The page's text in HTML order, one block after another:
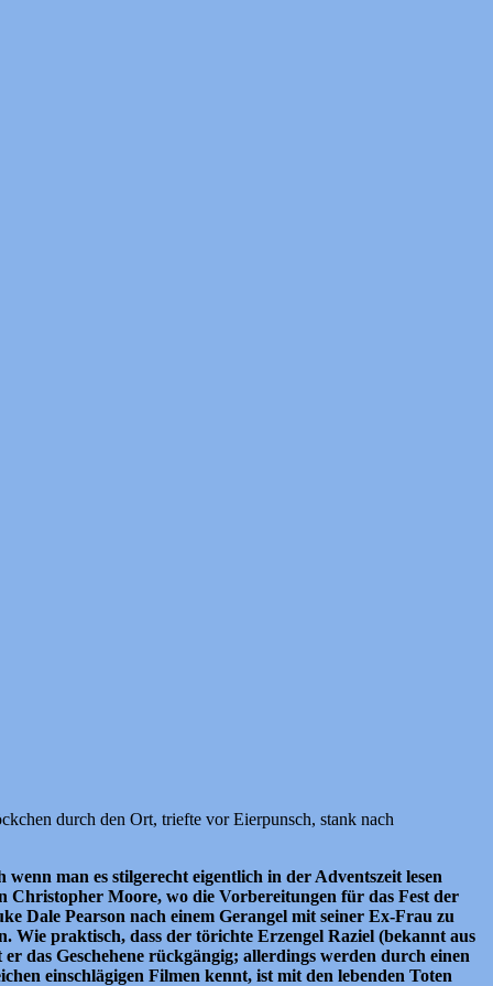
durch den Ort, triefte vor Eierpunsch, stank nach
man es stilgerecht eigentlich in der Adventszeit lesen
Christopher Moore, wo die Vorbereitungen für das Fest der
Dale Pearson nach einem Gerangel mit seiner Ex-Frau zu
Wie praktisch, dass der törichte Erzengel Raziel (bekannt aus
das Geschehene rückgängig; allerdings werden durch einen
einschlägigen Filmen kennt, ist mit den lebenden Toten